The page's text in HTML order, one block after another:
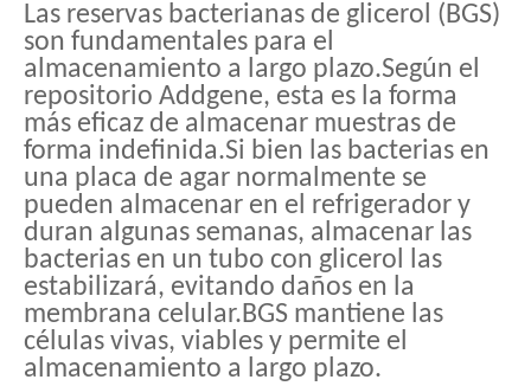
Las reservas bacterianas de glicerol (BGS)
son fundamentales para el
almacenamiento a largo plazo.Según el
repositorio Addgene, esta es la forma
más eficaz de almacenar muestras de
forma indefinida.Si bien las bacterias en
una placa de agar normalmente se
pueden almacenar en el refrigerador y
duran algunas semanas, almacenar las
bacterias en un tubo con glicerol las
estabilizará, evitando daños en la
membrana celular.BGS mantiene las
células vivas, viables y permite el
almacenamiento a largo plazo.